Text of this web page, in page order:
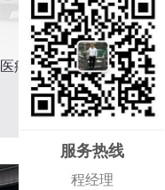
消防洒水车
医疗废物转运车
光伏清洗车
服务热线
程经理